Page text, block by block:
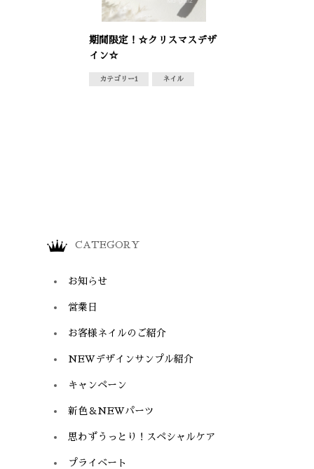
期間限定！☆クリスマスデザ
イン☆
カテゴリー1 ネイル
CATEGORY
お知らせ
営業日
お客様ネイルのご紹介
NEWデザインサンプル紹介
キャンペーン
新色＆NEWパーツ
思わずうっとり！スペシャルケア
プライベート